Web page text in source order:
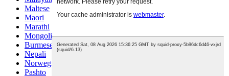
Maltese
Maori
Marathi
Mongolian
Burmese
Nepali
Norwegian
Pashto